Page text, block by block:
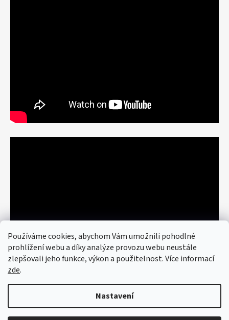
Používáme cookies, abychom Vám umožnili pohodlné
prohlížení webu a díky analýze provozu webu neustále
zlepšovali jeho funkce, výkon a použitelnost. Více informací
zde.
Nastavení
© 2026 art re use. Všechna práva